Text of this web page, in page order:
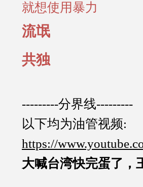
就想使用暴力
流氓
共独
---------分界线---------
以下均为油管视频:
https://
大喊台湾快完蛋了，